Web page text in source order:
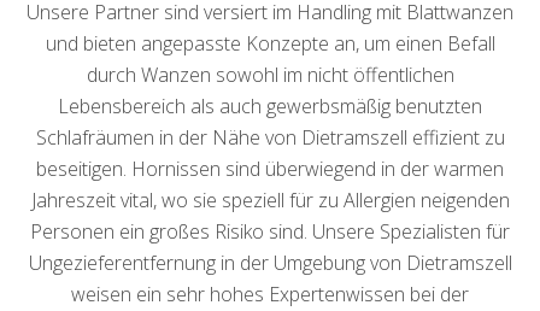
Unsere Partner sind versiert im Handling mit Blattwanzen
und bieten angepasste Konzepte an, um einen Befall
durch Wanzen sowohl im nicht öffentlichen
Lebensbereich als auch gewerbsmäßig benutzten
Schlafräumen in der Nähe von Dietramszell effizient zu
beseitigen. Hornissen sind überwiegend in der warmen
Jahreszeit vital, wo sie speziell für zu Allergien neigenden
Personen ein großes Risiko sind. Unsere Spezialisten für
Ungezieferentfernung in der Umgebung von Dietramszell
weisen ein sehr hohes Expertenwissen bei der